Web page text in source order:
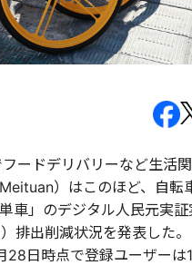
ードデリバリーなど生活関
）はこのほど、自転
車」のデジタル人民元実証
排出削減状況を発表した。
28日時点で登録ユーザーは1